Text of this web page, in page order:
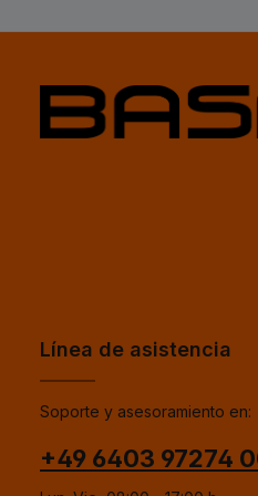
Línea de asistencia
Soporte y asesoramiento en:
+49 6403 97274